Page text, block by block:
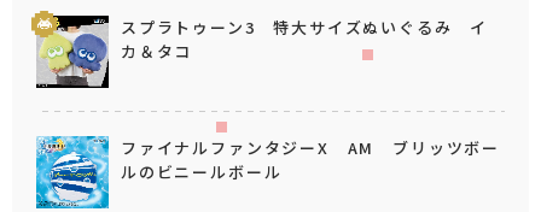
スプラトゥーン3 特大サイズぬいぐるみ イ
カ＆タコ
ファイナルファンタジーX AM ブリッツボー
ルのビニールボール